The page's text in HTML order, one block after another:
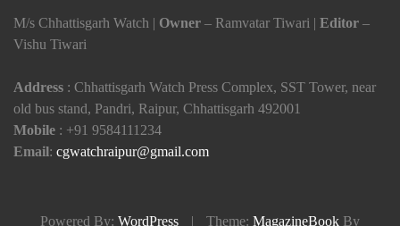
M/s Chhattisgarh Watch | Owner – Ramvatar Tiwari | Editor –
Vishu Tiwari
Address : Chhattisgarh Watch Press Complex, SST Tower, near
old bus stand, Pandri, Raipur, Chhattisgarh 492001
Mobile : +91 9584111234
Email: cgwatchraipur@gmail.com
Powered By: WordPress | Theme: MagazineBook By